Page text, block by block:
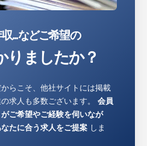
...などご希望の
りましたか？
らこそ、他社サイトには掲載
求人も多数ございます。 会員
ご希望やご経験を伺いなが
たに合う求人をご提案 しま